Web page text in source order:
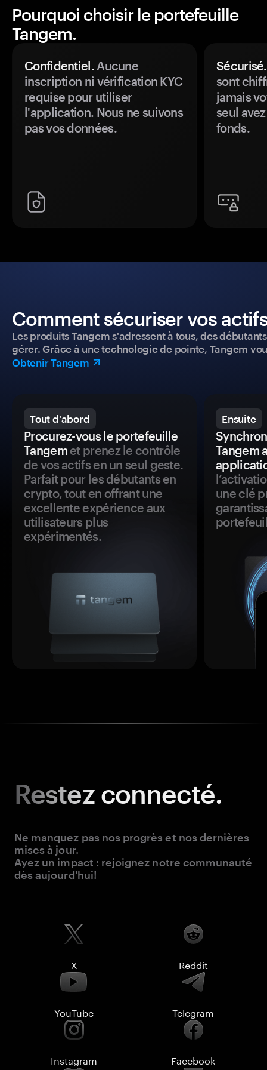
Pourquoi choisir le portefeuille
Tangem.
Confidentiel.Aucune
inscription ni vérification KYC
requise pour utiliser
l'application. Nous ne suivons
pas vos données.
Sécurisé.
sont
jamais
seul
fonds.
Comment sécuriser vos
Les produits Tangem s'adressent à tous, des
gérer. Grâce à une technologie de pointe, Tangem
Obtenir Tangem
Tout d'abord
Procurez-vous le portefeuille
Tangemet prenez le contrôle
de vos actifs en un seul geste.
Parfait pour les débutants en
crypto, tout en offrant une
excellente expérience aux
utilisateurs plus
expérimentés.
Ensuite
Tangem
une clé
Restezconnecté.
Ne manquez pas nos progrès et nos dernières
mises à jour.
Ayez un impact : rejoignez notre communauté
dès aujourd'hui!
X Reddit
YouTube Telegram
Instagram Facebook